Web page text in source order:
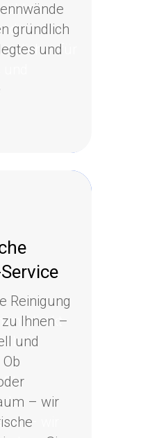
direkt
– wir
Reinigung
Ihnen –
und
– wir
– für
gründlich
und